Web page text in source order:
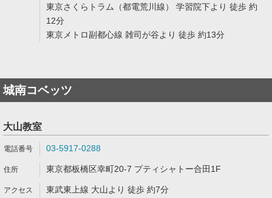
東京さくらトラム（都電荒川線） 学習院下より 徒歩 約
12分
東京メトロ副都心線 雑司が谷より 徒歩 約13分
城南コベッツ
大山教室
03-5917-0288
東京都板橋区幸町20-7 プティシャトー合田1F
東武東上線 大山より 徒歩 約7分